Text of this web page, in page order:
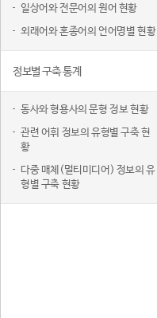
일상어와 전문어의 원어 현황
외래어와 혼종어의 언어명별 현황
정보별 구축 통계
동사와 형용사의 문형 정보 현황
관련 어휘 정보의 유형별 구축 현
황
다중 매체(멀티미디어) 정보의 유
형별 구축 현황